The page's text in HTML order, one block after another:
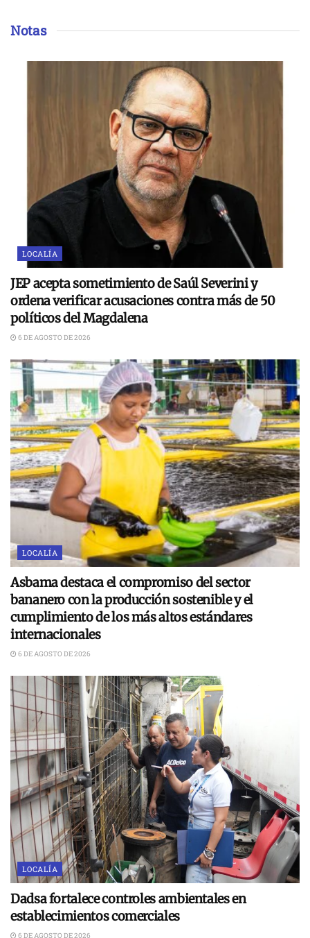
Notas
LOCALÍA
JEP acepta sometimiento de Saúl Severini y
ordena verificar acusaciones contra más de 50
políticos del Magdalena
6 DE AGOSTO DE 2026
LOCALÍA
Asbama destaca el compromiso del sector
bananero con la producción sostenible y el
cumplimiento de los más altos estándares
internacionales
6 DE AGOSTO DE 2026
LOCALÍA
Dadsa fortalece controles ambientales en
establecimientos comerciales
6 DE AGOSTO DE 2026